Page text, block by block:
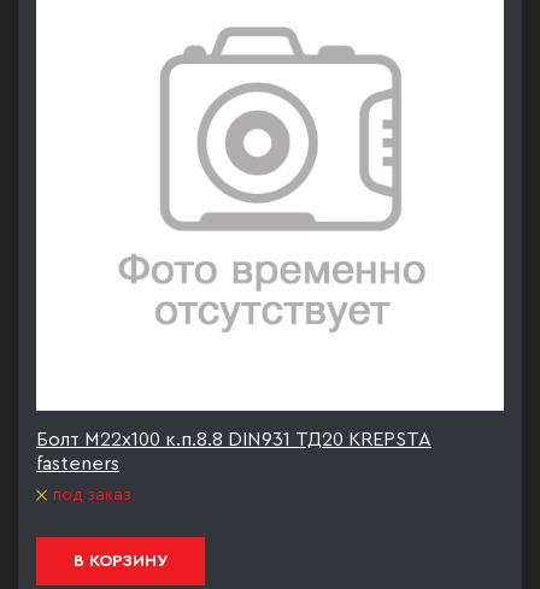
Болт М22х100 к.п.8.8 DIN931 ТД20 KREPSTA
fasteners
под заказ
В КОРЗИНУ